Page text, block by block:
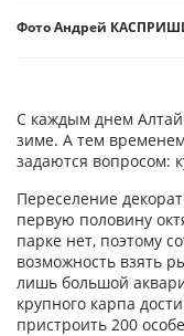
Фото Андрей
С каждым днем
зиме. А тем
задаются вопросом:
Переселение
первую половину
парке нет, поэтому
возможность взять
лишь большой
крупного карпа
пристроить 200